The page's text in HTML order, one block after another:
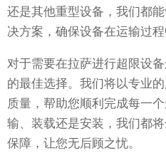
还是其他重型设备，我们都
决方案，确保设备在运输过
对于需要在拉萨进行超限设
的最佳选择。我们将以专业
质量，帮助您顺利完成每一
输、装载还是安装，我们都
保障，让您无后顾之忧。